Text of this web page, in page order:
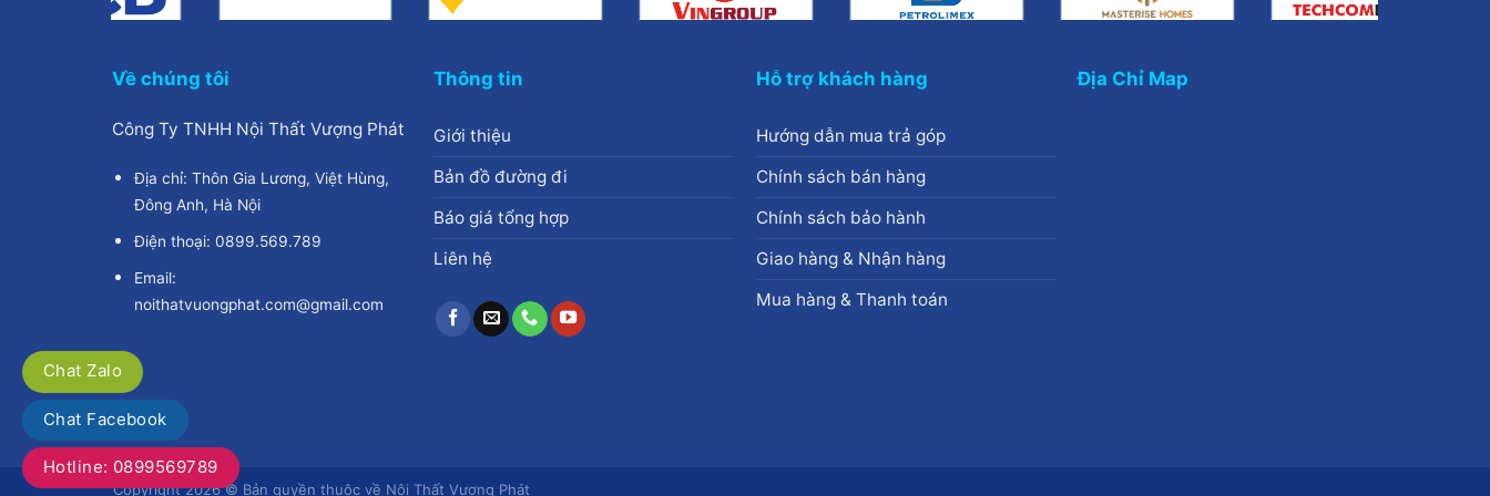
Về chúng tôi
Công Ty TNHH Nội Thất Vượng Phát
Địa chỉ: Thôn Gia Lương, Việt Hùng,
Đông Anh, Hà Nội
Điện thoại: 0899.569.789
Email:
noithatvuongphat.com@gmail.com
Thông tin
Giới thiệu
Bản đồ đường đi
Báo giá tổng hợp
Liên hệ
Hỗ trợ khách hàng
Hướng dẫn mua trả góp
Chính sách bán hàng
Chính sách bảo hành
Giao hàng & Nhận hàng
Mua hàng & Thanh toán
Địa Chỉ Map
Copyright 2026 © Bản quyền thuộc về Nội Thất Vượng Phát
Chat Zalo
Chat Facebook
Hotline: 0899569789